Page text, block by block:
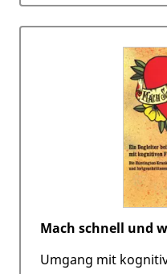
Mach schnell und
Umgang mit